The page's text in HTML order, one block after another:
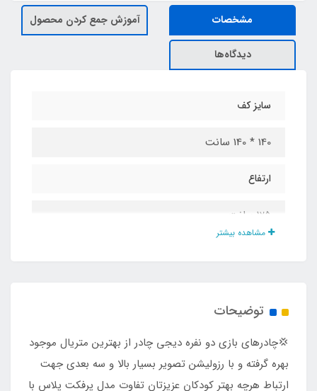
مشخصات آموزش جمع کردن محصول
دیدگاه‌ها
سایز کف
140 * 140 سانت
ارتفاع
125 سانت
درب و پنجره
دارد
مشاهده بیشتر
توضیحات
💢چادرهای بازی دو نفره دیجی چادر از بهترین متریال موجود
بهره گرفته و با رزولیشن تصویر بسیار بالا و سه بعدی جهت
ارتباط هرچه بهتر کودکان عزیزتان تفاوت مدل پرفکت پلاس با